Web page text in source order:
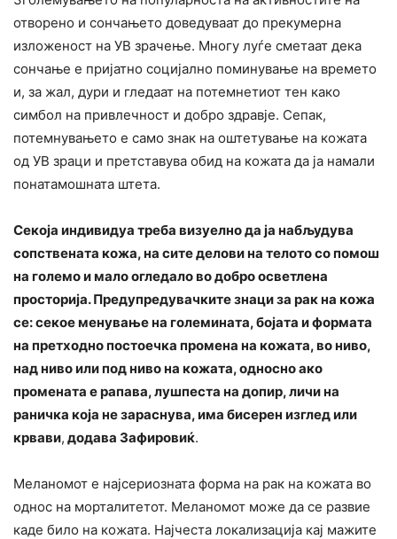
отворено и сончањето доведуваат до прекумерна
изложеност на УВ зрачење. Многу луѓе сметаат дека
сончање е пријатно социјално поминување на времето
и, за жал, дури и гледаат на потемнетиот тен како
симбол на привлечност и добро здравје. Сепак,
потемнувањето е само знак на оштетување на кожата
од УВ зраци и претставува обид на кожата да ја намали
понатамошната штета.
Секоја индивидуа треба визуелно да ја набљудува
сопствената кожа, на сите делови на телото со помош
на големо и мало огледало во добро осветлена
просторија. Предупредувачките знаци за рак на кожа
се: секое менување на големината, бојата и формата
на претходнопостоечка промена на кожата, во ниво,
над ниво или под ниво на кожата, односно ако
промената е рапава, лушпеста на допир, личи на
раничка која не зараснува, има бисерен изглед или
крвави, додава Зафировиќ.
Меланомот е најсериозната форма на рак на кожата во
однос на морталитетот. Меланомот може да се развие
каде било на кожата. Најчеста локализација кај мажите